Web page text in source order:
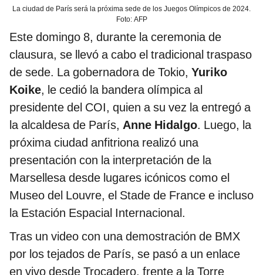
La ciudad de París será la próxima sede de los Juegos Olímpicos de 2024.
Foto: AFP
Este domingo 8, durante la ceremonia de
clausura, se llevó a cabo el tradicional traspaso
de sede. La gobernadora de Tokio, Yuriko
Koike, le cedió la bandera olímpica al
presidente del COI, quien a su vez la entregó a
la alcaldesa de París, Anne Hidalgo. Luego, la
próxima ciudad anfitriona realizó una
presentación con la interpretación de la
Marsellesa desde lugares icónicos como el
Museo del Louvre, el Stade de France e incluso
la Estación Espacial Internacional.
Tras un video con una demostración de BMX
por los tejados de París, se pasó a un enlace
en vivo desde Trocadero, frente a la Torre